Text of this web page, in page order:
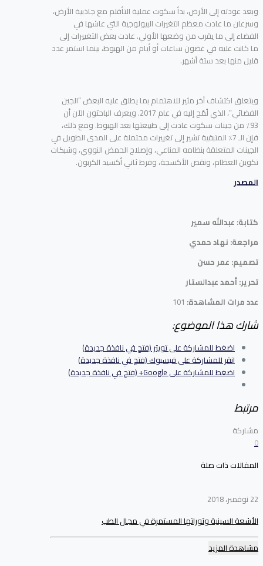
وبعد عودته إلى الأرض، بدأ سكوت عملية التأقلم مع جاذبية الأرض،
وسرعان ما عادت معظم التغيرات البيولوجية التي عاشها في
الفضاء إلى ما يقرب من وضعها الأولي. عادت بعض التغييرات إلى
ما كانت عليه في غضون ساعات أو أيام من الهبوط، بينما استمر عدد
قليل منها بعد ستة أشهر.
ويتعلق اكتشاف آخر مثير للاهتمام بما يطلق عليه البعض “الجين
الفضائي”، الذي لُمّح إليه في عام 2017. ويعرف الباحثون الآن أن
93٪ من جينات سكوت عادت إلى طبيعتها بعد الهبوط. ومع ذلك،
فإن الـ 7٪ المتبقية تشير إلى تغييرات محتملة على المدى الطويل في
الجينات المتعلقة بنظامه المناعي، وإصلاح الحمض النووي، وشبكات
تكوين العظام، ونقص الأكسجة، وفرط ثاني أكسيد الكربون.
المصدر
كتابة: عبدالله سمير
مراجعة: نهاد حمدي
تصميم: عمر حسن
تحرير: أحمد عبدالستار
عدد مرات المشاهدة: 101
شارك هذا الموضوع:
اضغط للمشاركة على تويتر (فتح في نافذة جديدة)
انقر للمشاركة على فيسبوك (فتح في نافذة جديدة)
اضغط للمشاركة على Google+ (فتح في نافذة جديدة)
مرتبط
مشاركة
0
المقالات ذات صلة
22 نوفمبر، 2018
الأشعة السينية وثوراتها المستمرة في مجال الطب
مشاهدة المزيد